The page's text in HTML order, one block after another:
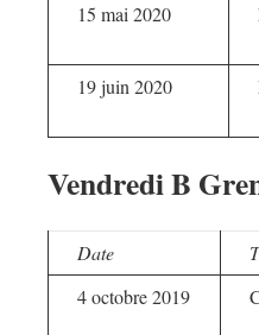
15 mai 2020
19 juin 2020
Vendredi B
Date
4 octobre 2019